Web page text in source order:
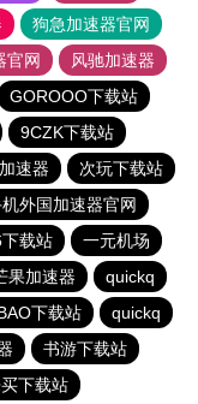
狗急加速器官网
官网
风驰加速器
GOROOO下载站
9CZK下载站
速器
次玩下载站
外国加速器官网
载站
一元机场
果加速器
quickq
下载站
quickq
书游下载站
下载站